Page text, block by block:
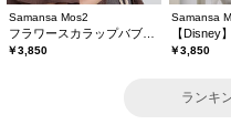
Samansa Mos2
￥3,850
Samansa
￥3,850
ランキ